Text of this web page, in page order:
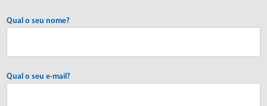
Qual o seu nome?
Qual o seu e-mail?